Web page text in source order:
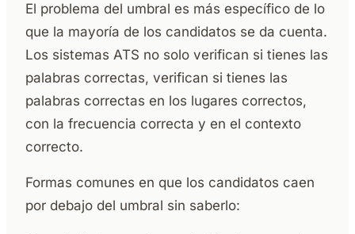
El problema del umbral es más específico de lo
que la mayoría de los candidatos se da cuenta.
Los sistemas ATS no solo verifican si tienes las
palabras correctas, verifican si tienes las
palabras correctas en los lugares correctos,
con la frecuencia correcta y en el contexto
correcto.
Formas comunes en que los candidatos caen
por debajo del umbral sin saberlo: